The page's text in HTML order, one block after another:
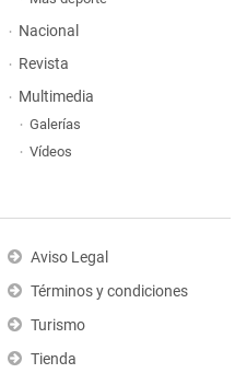
Nacional
Revista
Multimedia
Galerías
Vídeos
Aviso Legal
Términos y condiciones
Turismo
Tienda